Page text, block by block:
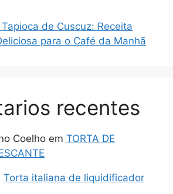
de Cuscuz: Receita
para o Café da Manhã
recentes
Coelho em TORTA DE
Torta italiana de liquidificador